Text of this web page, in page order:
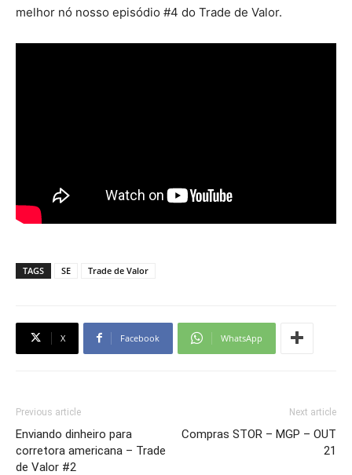
melhor nó nosso episódio #4 do Trade de Valor.
TAGS SE Trade de Valor
X Facebook WhatsApp
Previous article
Enviando dinheiro para
corretora americana – Trade
de Valor #2
Next article
Compras STOR – MGP – OUT
21